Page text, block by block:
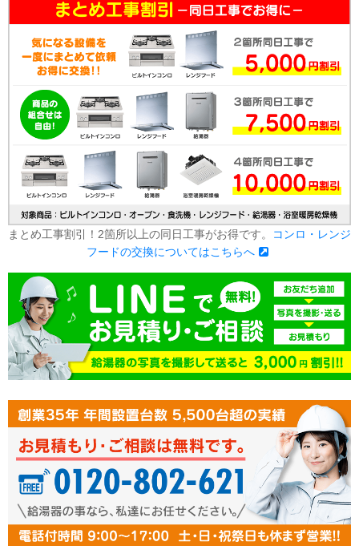
まとめ工事割引！2箇所以上の同日工事がお得です。
コンロ・レンジ
フードの交換についてはこちらへ